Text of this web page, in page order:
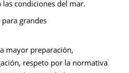
condiciones del mar.
para grandes
mayor preparación,
respeto por la normativa